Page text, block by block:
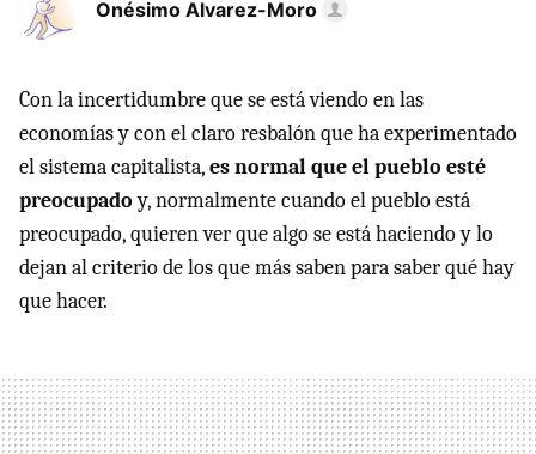
Onésimo Alvarez-Moro
Con la incertidumbre que se está viendo en las
economías y con el claro resbalón que ha experimentado
el sistema capitalista,es normal que el pueblo esté
preocupadoy, normalmente cuando el pueblo está
preocupado, quieren ver que algo se está haciendo y lo
dejan al criterio de los que más saben para saber qué hay
que hacer.